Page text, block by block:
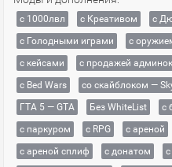
с 1000лвл c Креативом с
с Голодными играми
с
с кейсами
с продажей админок
с Bed Wars
со скайблоком —
ГТА 5 — GTA
Без WhiteList
с
с паркуром
с RPG с ареной
с ареной сплиф
с донатом